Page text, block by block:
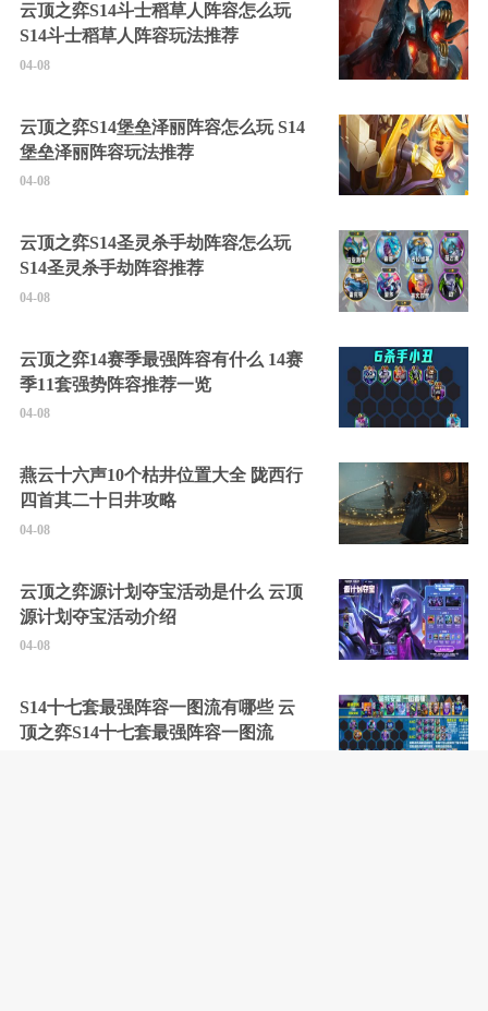
云顶之弈S14斗士稻草人阵容怎么玩
S14斗士稻草人阵容玩法推荐
04-08
云顶之弈S14堡垒泽丽阵容怎么玩 S14
堡垒泽丽阵容玩法推荐
04-08
云顶之弈S14圣灵杀手劫阵容怎么玩
S14圣灵杀手劫阵容推荐
04-08
云顶之弈14赛季最强阵容有什么 14赛
季11套强势阵容推荐一览
04-08
燕云十六声10个枯井位置大全 陇西行
四首其二十日井攻略
04-08
云顶之弈源计划夺宝活动是什么 云顶
源计划夺宝活动介绍
04-08
S14十七套最强阵容一图流有哪些 云
顶之弈S14十七套最强阵容一图流